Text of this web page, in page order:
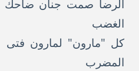
الرضا صمت جنان
الغضب
كل "مارون" لمارون
المضرب